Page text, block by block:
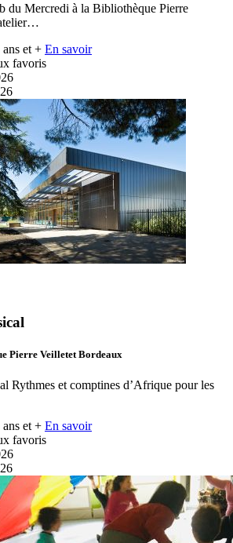
du Mercredi à la Bibliothèque Pierre
et + En savoir
favoris
Pierre Veilletet Bordeaux
Rythmes et comptines d’Afrique pour les
et + En savoir
favoris